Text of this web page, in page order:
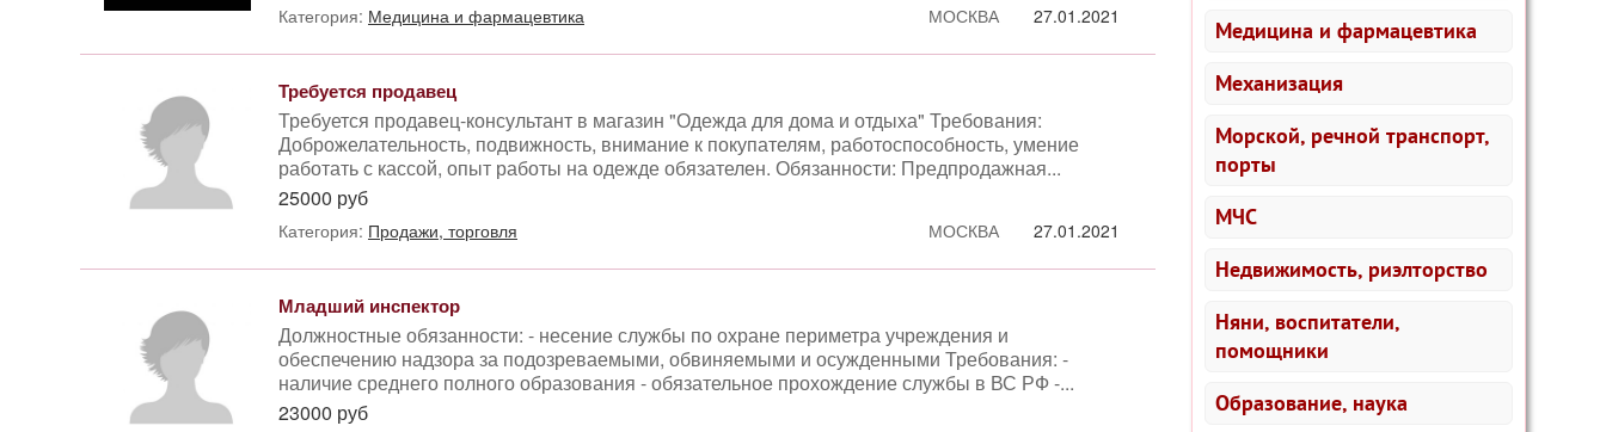
Медицина и фармацевтика
Механизация
Морской, речной транспорт,
порты
МЧС
Недвижимость, риэлторство
Няни, воспитатели,
помощники
Образование, наука
Категория: Медицина и фармацевтика МОСКВА 27.01.2021
Требуется продавец
Требуется продавец-консультант в магазин "Одежда для дома и отдыха" Требования:
Доброжелательность, подвижность, внимание к покупателям, работоспособность, умение
работать с кассой, опыт работы на одежде обязателен. Обязанности: Предпродажная...
25000 руб
Категория: Продажи, торговля МОСКВА 27.01.2021
Младший инспектор
Должностные обязанности: - несение службы по охране периметра учреждения и
обеспечению надзора за подозреваемыми, обвиняемыми и осужденными Требования: -
наличие среднего полного образования - обязательное прохождение службы в ВС РФ -...
23000 руб